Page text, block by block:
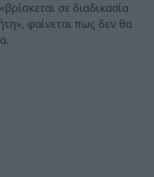
σε διαδικασία
φαίνεται πως δεν θα